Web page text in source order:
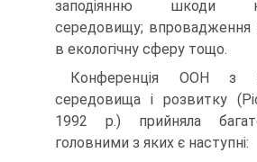
заподіянню шкоди
середовищу; впровадження
в екологічну сферу тощо.
Конференція ООН з
середовища і розвитку
1992 р.) прийняла
головними з яких є наступні: